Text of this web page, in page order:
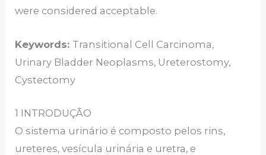
were considered acceptable.
Keywords: Transitional Cell Carcinoma,
Urinary Bladder Neoplasms, Ureterostomy,
Cystectomy
1 INTRODUÇÃO
O sistema urinário é composto pelos rins,
ureteres, vesícula urinária e uretra, e